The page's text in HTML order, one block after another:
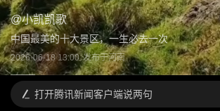
@小凯凯歌
中国最美的十大景区，一生必去一次
2026-06-18 13:00 发布于河南
打开腾讯新闻客户端说两句